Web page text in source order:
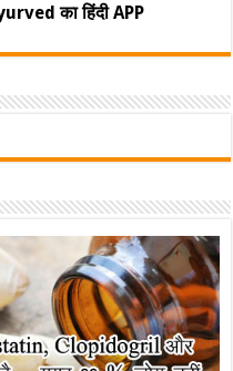
का हिंदी APP